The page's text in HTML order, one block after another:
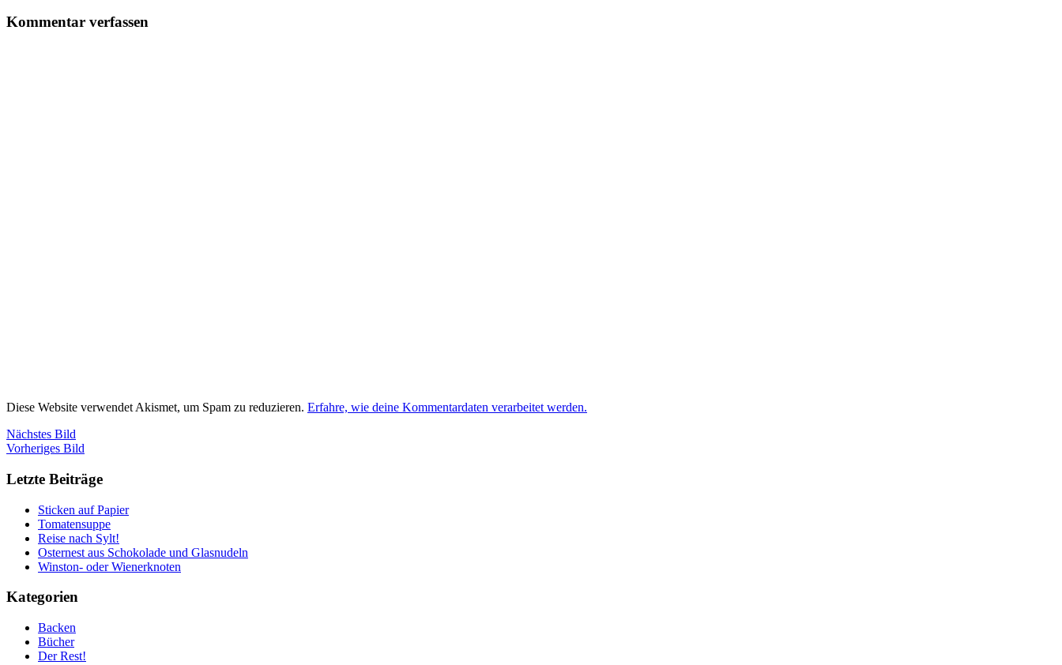
Kommentar verfassen
Diese Website verwendet Akismet, um Spam zu reduzieren. Erfahre, wie deine Kommentardaten verarbeitet werden.
Nächstes Bild
Vorheriges Bild
Letzte Beiträge
Sticken auf Papier
Tomatensuppe
Reise nach Sylt!
Osternest aus Schokolade und Glasnudeln
Winston- oder Wienerknoten
Kategorien
Backen
Bücher
Der Rest!